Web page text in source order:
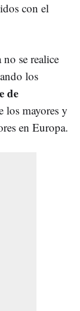
con el
se realice
los
de
los mayores y
en Europa.